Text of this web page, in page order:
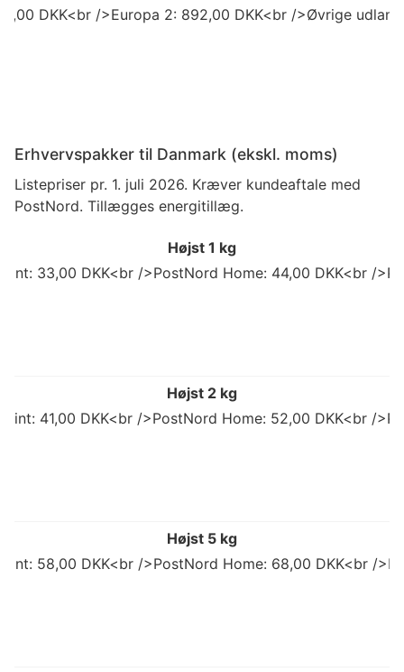
DKK<br />Europa 2: 892,00 DKK<br />Øvrige
Erhvervspakker til Danmark (ekskl. moms)
Listepriser pr. 1. juli 2026. Kræver kundeaftale med
PostNord. Tillægges energitillæg.
Højst 1 kg
33,00 DKK<br />PostNord Home: 44,00 DKK<br /
Højst 2 kg
41,00 DKK<br />PostNord Home: 52,00 DKK<br /
Højst 5 kg
58,00 DKK<br />PostNord Home: 68,00 DKK<br /